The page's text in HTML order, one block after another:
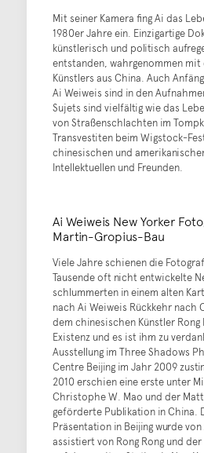
Mit seiner Kamera fing Ai das
1980er Jahre ein. Einzigartige
künstlerisch und politisch
entstanden, wahrgenommen mit
Künstlers aus China. Auch
Ai Weiweis sind in den
Sujets sind vielfältig wie das
von Straßenschlachten im
Transvestiten beim Wigstock-
chinesischen und
Intellektuellen und Freunden.
Ai Weiweis New Yorker
Martin-Gropius-Bau
Viele Jahre schienen die
Tausende oft nicht entwickelte
schlummerten in einem alten
nach Ai Weiweis Rückkehr nach
dem chinesischen Künstler Rong
Existenz und es ist ihm zu
Ausstellung im Three Shadows
Centre Beijing im Jahr 2009
2010 erschien eine erste unter
Christophe W. Mao und der
geförderte Publikation in China.
Präsentation in Beijing wurde
assistiert von Rong Rong und